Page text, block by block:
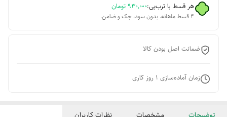
هر قسط با ترب‌پی:۹۳۰٬۰۰۰ تومان
۴ قسط ماهانه. بدون سود، چک و ضامن.
ضمانت اصل بودن کالا
زمان آماده‌سازی 1 روز کاری